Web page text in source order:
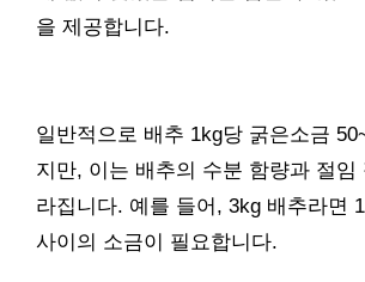
을 제공합니다.
일반적으로 배추 1kg당 굵은소금
지만, 이는 배추의 수분 함량과 절임
라집니다. 예를 들어, 3kg 배추라면
사이의 소금이 필요합니다.